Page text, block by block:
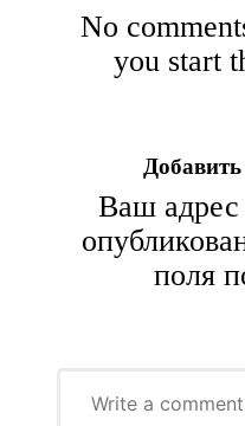
No
you start
Ваш адрес
поля